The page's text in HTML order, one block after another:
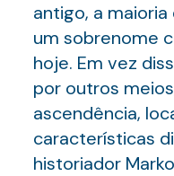
antigo, a
um sobrenome
hoje. Em vez
por outros
ascendência,
características
historiador